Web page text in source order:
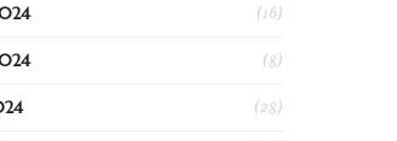
(16)
(8)
(28)